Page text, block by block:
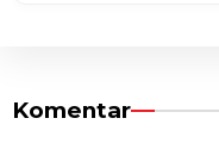
Komentar